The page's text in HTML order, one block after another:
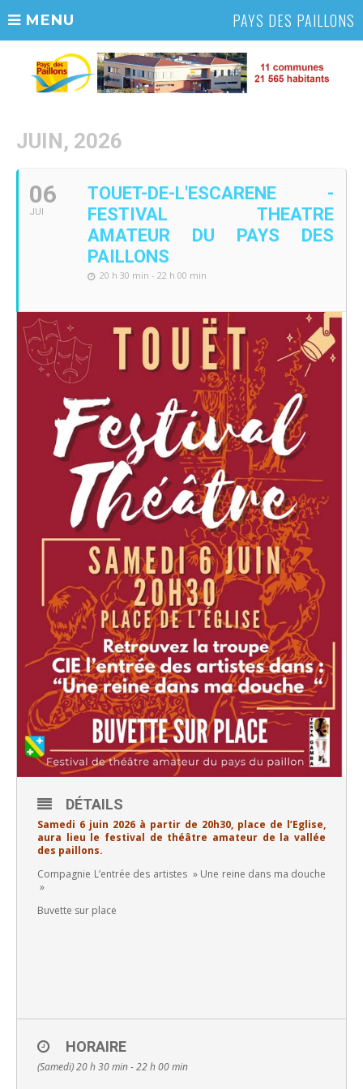
MENU PAYS DES PAILLONS
JUIN, 2026
06
JUI
TOUET-DE-L'ESCARENE -
FESTIVAL THEATRE
AMATEUR DU PAYS DES
PAILLONS
20 h 30 min - 22 h 00 min
DÉTAILS
Samedi 6 juin 2026 à partir de 20h30, place de l’Eglise,
aura lieu le festival de théâtre amateur de la vallée
des paillons.
Compagnie L’entrée des artistes » Une reine dans ma douche
»
Buvette sur place
HORAIRE
(Samedi) 20 h 30 min - 22 h 00 min